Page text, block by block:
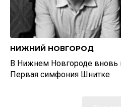
НИЖНИЙ НОВГОРОД
В Нижнем Новгороде вновь
Первая симфония Шнитке